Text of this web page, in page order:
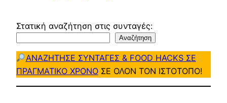
Στατική αναζήτηση στις συνταγές:
Αναζήτηση
ΑΝΑΖΗΤΗΣΕ ΣΥΝΤΑΓΕΣ & FOOD HACKS ΣΕ
ΠΡΑΓΜΑΤΙΚΟ ΧΡΟΝΟ ΣΕ ΟΛΟΝ ΤΟΝ ΙΣΤΟΤΟΠΟ!